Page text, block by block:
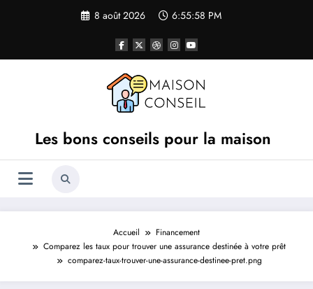
8 août 2026 6:55:58 PM
Les bons conseils pour la maison
Accueil
Financement
Comparez les taux pour trouver une assurance destinée à votre prêt
comparez-taux-trouver-une-assurance-destinee-pret.png